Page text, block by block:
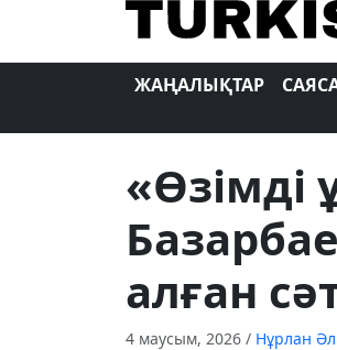
ЖАҢАЛЫҚТАР
«Өзімді
алған
4 маусым, 2026 / Нұрлан